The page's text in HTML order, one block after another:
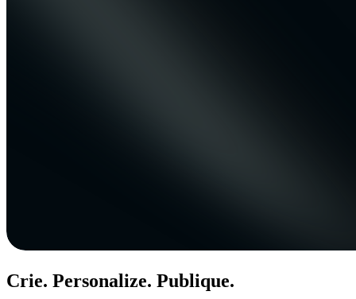
Crie. Personalize. Publique.